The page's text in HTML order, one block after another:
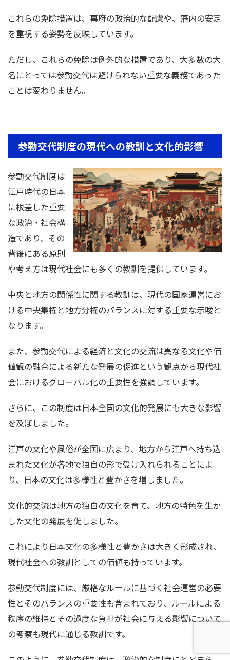
これらの免除措置は、幕府の政治的な配慮や、藩内の安定
を重視する姿勢を反映しています。
ただし、これらの免除は例外的な措置であり、大多数の大
名にとっては参勤交代は避けられない重要な義務であった
ことは変わりません。
参勤交代制度の現代への教訓と文化的影響
参勤交代制度は
江戸時代の日本
に根差した重要
な政治・社会構
造であり、その
背後にある原則
や考え方は現代社会にも多くの教訓を提供しています。
中央と地方の関係性に関する教訓は、現代の国家運営にお
ける中央集権と地方分権のバランスに対する重要な示唆と
なります。
また、参勤交代による経済と文化の交流は異なる文化や価
値観の融合による新たな発展の促進という観点から現代社
会におけるグローバル化の重要性を強調しています。
さらに、この制度は日本全国の文化的発展にも大きな影響
を及ぼしました。
江戸の文化や風俗が全国に広まり、地方から江戸へ持ち込
まれた文化が各地で独自の形で受け入れられることによ
り、日本の文化は多様性と豊かさを増しました。
文化的交流は地方の独自の文化を育て、地方の特色を生か
した文化の発展を促しました。
これにより日本文化の多様性と豊かさは大きく形成され、
現代社会への教訓としての価値も持っています。
参勤交代制度には、厳格なルールに基づく社会運営の必要
性とそのバランスの重要性も含まれており、ルールによる
秩序の維持とその過度な負担が社会に与える影響について
の考察も現代に通じる教訓です。